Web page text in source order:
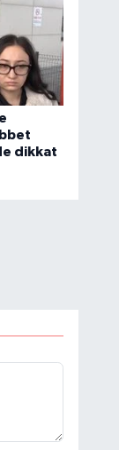
dikkat